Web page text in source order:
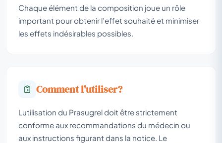
Chaque élément de la composition joue un rôle
important pour obtenir l’effet souhaité et minimiser
les effets indésirables possibles.
Comment l'utiliser?
Lutilisation du Prasugrel doit être strictement
conforme aux recommandations du médecin ou
aux instructions figurant dans la notice. Le